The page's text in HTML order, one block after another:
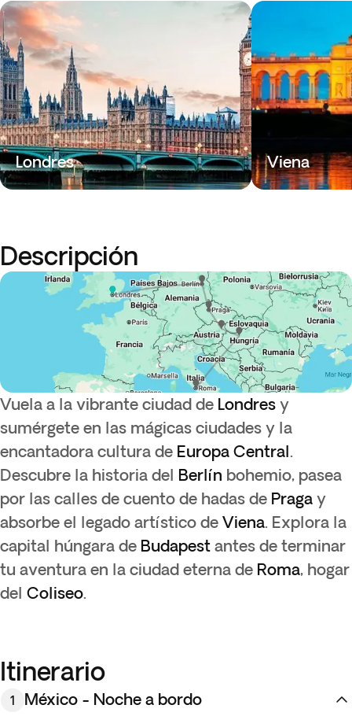
Londres Viena
Descripción
Vuela a la vibrante ciudad de Londres y
sumérgete en las mágicas ciudades y la
encantadora cultura de Europa Central.
Descubre la historia del Berlín bohemio, pasea
por las calles de cuento de hadas de Praga y
absorbe el legado artístico de Viena. Explora la
capital húngara de Budapest antes de terminar
tu aventura en la ciudad eterna de Roma, hogar
del Coliseo.
Itinerario
1 México - Noche a bordo